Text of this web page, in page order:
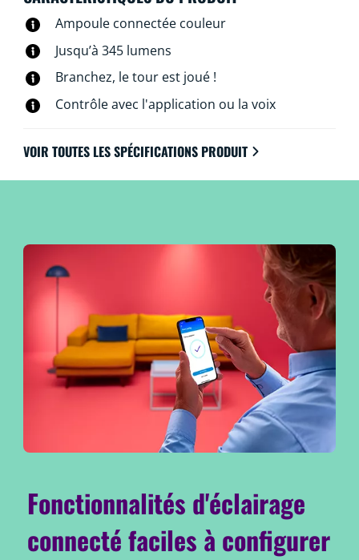
voix. Vous pouvez même y accéder à distance. Pas
besoin de matériel spécial : les lampes WiZ se
connectent directement au Wi-Fi.
Ampoule connectée couleur
Jusqu’à 345 lumens
Branchez, le tour est joué !
Contrôle avec l'application ou la voix
VOIR TOUTES LES SPÉCIFICATIONS PRODUIT
Fonctionnalités d'éclairage
connecté faciles à configurer